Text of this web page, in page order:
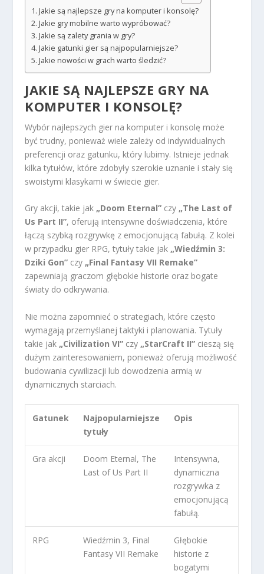
Jakie są najlepsze gry na komputer i konsolę?
Jakie gry mobilne warto wypróbować?
Jakie są zalety grania w gry?
Jakie gatunki gier są najpopularniejsze?
Jakie nowości w grach warto śledzić?
JAKIE SĄ NAJLEPSZE GRY NA
KOMPUTER I KONSOLĘ?
Wybór najlepszych gier na komputer i konsolę może
być trudny, ponieważ wiele zależy od indywidualnych
preferencji oraz gatunku, który lubimy. Istnieje jednak
kilka tytułów, które zdobyły szerokie uznanie i stały się
swoistymi klasykami w świecie gier.
Gry akcji, takie jak „Doom Eternal” czy „The Last of
Us Part II”, oferują intensywne doświadczenia, które
łączą szybką rozgrywkę z emocjonującą fabułą. Z kolei
w przypadku gier RPG, tytuły takie jak „Wiedźmin 3:
Dziki Gon” czy „Final Fantasy VII Remake”
zapewniają graczom głębokie historie oraz bogate
światy do odkrywania.
Nie można zapomnieć o strategiach, które często
wymagają przemyślanej taktyki i planowania. Tytuły
takie jak „Civilization VI” czy „StarCraft II” cieszą się
dużym zainteresowaniem, ponieważ oferują możliwość
budowania cywilizacji lub dowodzenia armią w
dynamicznych starciach.
Gatunek
Najpopularniejsze
tytuły
Opis
Gra akcji
Doom Eternal, The
Last of Us Part II
Intensywna,
dynamiczna
rozgrywka z
emocjonującą
fabułą.
RPG
Wiedźmin 3, Final
Fantasy VII Remake
Głębokie
historie z
bogatymi